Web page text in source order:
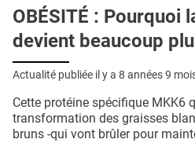
OBÉSITÉ : Pourquoi
devient beaucoup
Actualité publiée il y a 8 années 9
Cette protéine spécifique MKK6
transformation des graisses
bruns -qui vont brûler pour